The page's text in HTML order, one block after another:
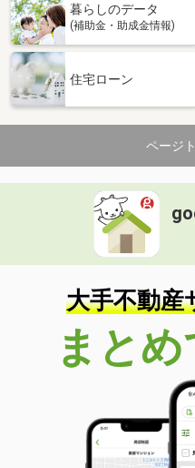
暮らしのデータ
(補助金・助成金情報)
住宅ローン
ページ
大手不動産
まとめ